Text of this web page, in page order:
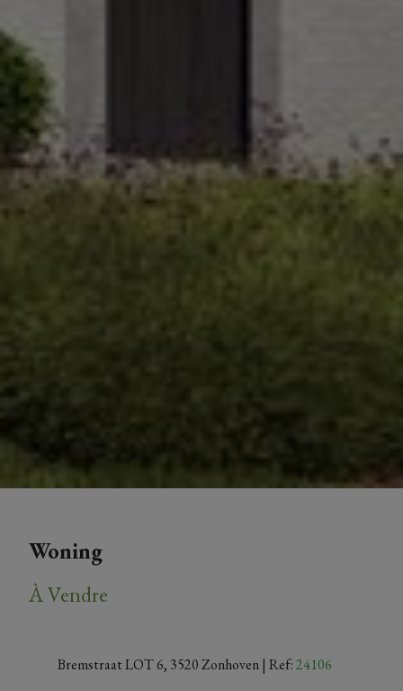
Woning
À Vendre
Bremstraat LOT 6, 3520 Zonhoven | Ref:24106